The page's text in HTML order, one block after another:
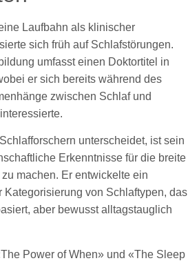
Laufbahn als klinischer
sich früh auf Schlafstörungen.
umfasst einen Doktortitel in
er sich bereits während des
zwischen Schlaf und
unterscheidet, ist sein
Erkenntnisse für die breite
machen. Er entwickelte ein
Kategorisierung von Schlaftypen, das
aber bewusst alltagstauglich
Power of When» und «The Sleep